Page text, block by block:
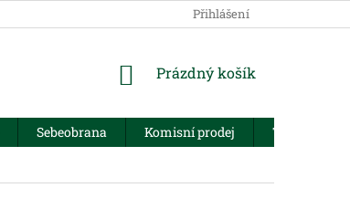
Přihlášení
NÁKUPNÍ
Prázdný košík
Sebeobrana Komisní prodej
Trezory